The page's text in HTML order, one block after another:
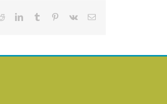
RedditLinkedInTumblr Pinterest
Vk
E-